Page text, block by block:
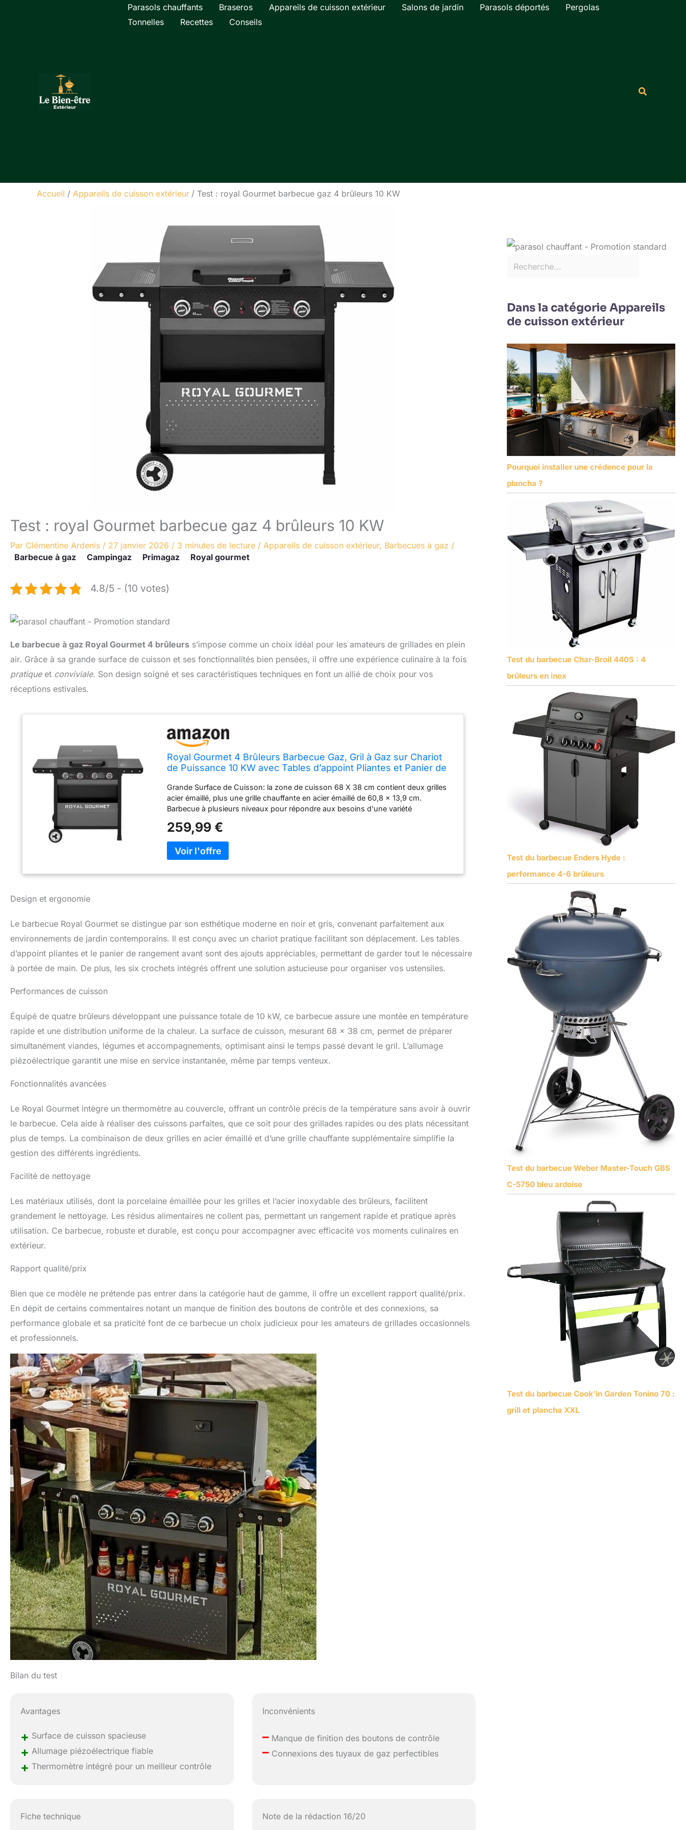
Parasols chauffants Braseros Appareils de cuisson extérieur Salons de jardin Parasols déportés
Pergolas
Tonnelles
Recettes Conseils
Accueil Appareils de cuisson extérieur Test : royal Gourmet barbecue gaz 4 brûleurs 10 KW
Test : royal Gourmet barbecue gaz 4 brûleurs 10 KW
Par Clémentine Ardenis / 27 janvier 2026 / 3 minutes de lecture / Appareils de cuisson extérieur, Barbecues à gaz /
Barbecue à gaz
Campingaz Primagaz Royal gourmet
4.8/5 - (10 votes)
Le barbecue à gaz Royal Gourmet 4 brûleurs s’impose comme un choix idéal pour les amateurs de grillades en plein
air. Grâce à sa grande surface de cuisson et ses fonctionnalités bien pensées, il offre une expérience culinaire à la fois
pratiqueet conviviale. Son design soigné et ses caractéristiques techniques en font un allié de choix pour vos
réceptions estivales.
Royal Gourmet 4 Brûleurs Barbecue Gaz, Gril à Gaz sur Chariot
de Puissance 10 KW avec Tables d’appoint Pliantes et Panier de
Grande Surface de Cuisson: la zone de cuisson 68 X 38 cm contient deux grilles
acier émaillé, plus une grille chauffante en acier émaillé de 60,8 x 13,9 cm.
Barbecue à plusieurs niveaux pour répondre aux besoins d'une variété
(10 kW au total), ce barbecue vous permet de cuisiner plusieurs plats à la fois.
L'atténuateur de flamme assurent une chaleur uniforme. Fonctionnement
Intelligent : l'allumage par Allumage piézoélectrique vous permet un démarrage sûr
et instantané, même par mauvais temps. Utilisez le thermomètre °C/°F intégré au
couvercle pour contrôler précisément la température lorsque vous cuisinez sous
et à portée de main. Nettoyage Facile : les brûleurs en acier inoxydable et les
composants en porcelaine émaillée sont durables et faciles à nettoyer, ce qui vous
entre amis.
259,99 €
Design et ergonomie
Le barbecue Royal Gourmet se distingue par son esthétique moderne en noir et gris, convenant parfaitement aux
environnements de jardin contemporains. Il est conçu avec un chariot pratique facilitant son déplacement. Les tables
d’appoint pliantes et le panier de rangement avant sont des ajouts appréciables, permettant de garder tout le nécessaire
à portée de main. De plus, les six crochets intégrés offrent une solution astucieuse pour organiser vos ustensiles.
Performances de cuisson
Équipé de quatre brûleurs développant une puissance totale de 10 kW, ce barbecue assure une montée en température
rapide et une distribution uniforme de la chaleur. La surface de cuisson, mesurant 68 x 38 cm, permet de préparer
simultanément viandes, légumes et accompagnements, optimisant ainsi le temps passé devant le gril. L’allumage
piézoélectrique garantit une mise en service instantanée, même par temps venteux.
Fonctionnalités avancées
Le Royal Gourmet intègre un thermomètre au couvercle, offrant un contrôle précis de la température sans avoir à ouvrir
le barbecue. Cela aide à réaliser des cuissons parfaites, que ce soit pour des grillades rapides ou des plats nécessitant
plus de temps. La combinaison de deux grilles en acier émaillé et d’une grille chauffante supplémentaire simplifie la
gestion des différents ingrédients.
Facilité de nettoyage
Les matériaux utilisés, dont la porcelaine émaillée pour les grilles et l’acier inoxydable des brûleurs, facilitent
grandement le nettoyage. Les résidus alimentaires ne collent pas, permettant un rangement rapide et pratique après
utilisation. Ce barbecue, robuste et durable, est conçu pour accompagner avec efficacité vos moments culinaires en
extérieur.
Rapport qualité/prix
Bien que ce modèle ne prétende pas entrer dans la catégorie haut de gamme, il offre un excellent rapport qualité/prix.
En dépit de certains commentaires notant un manque de finition des boutons de contrôle et des connexions, sa
performance globale et sa praticité font de ce barbecue un choix judicieux pour les amateurs de grillades occasionnels
et professionnels.
Bilan du test
Avantages
+ Surface de cuisson spacieuse
+ Allumage piézoélectrique fiable
+ Thermomètre intégré pour un meilleur contrôle
Inconvénients
– Manque de finition des boutons de contrôle
– Connexions des tuyaux de gaz perfectibles
Fiche technique Note de la rédaction 16/20
Rechercher
Dans la catégorie Appareils
de cuisson extérieur
Pourquoi installer une crédence pour la
plancha ?
Test du barbecue Char-Broil 440S : 4
brûleurs en inox
Test du barbecue Enders Hyde :
performance 4-6 brûleurs
Test du barbecue Weber Master-Touch GBS
C-5750 bleu ardoise
Test du barbecue Cook’in Garden Tonino 70 :
grill et plancha XXL